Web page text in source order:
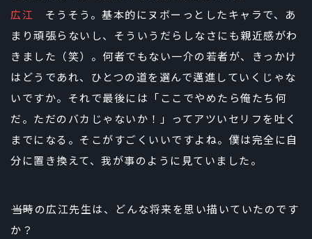
広江 そうそう。基本的にヌボーっとしたキャラで、あ
まり頑張らないし、そういうだらしなさにも親近感がわ
きました（笑）。何者でもない一介の若者が、きっかけ
はどうであれ、ひとつの道を選んで邁進していくじゃな
いですか。それで最後には「ここでやめたら俺たち何
だ。ただのバカじゃないか！」ってアツいセリフを吐く
までになる。そこがすごくいいですよね。僕は完全に自
分に置き換えて、我が事のように見ていました。
――当時の広江先生は、どんな将来を思い描いていたのです
か？